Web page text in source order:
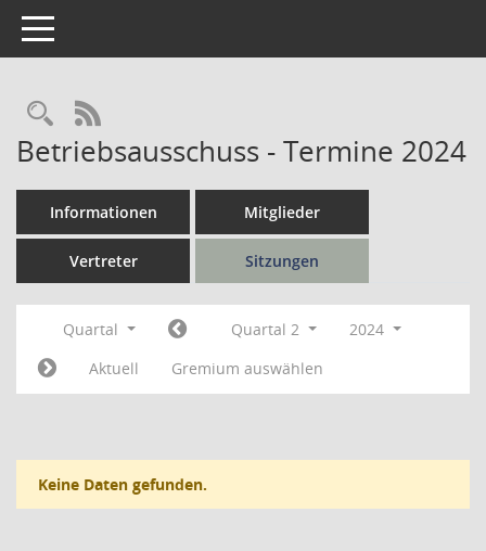
Toggle navigation
Rechercheauswahl
RSS-Feed
Betriebsausschuss - Termine 2024
Informationen Mitglieder
Vertreter Sitzungen
Quartal Quartal 2
2024
Aktuell
Gremium auswählen
Keine Daten gefunden.